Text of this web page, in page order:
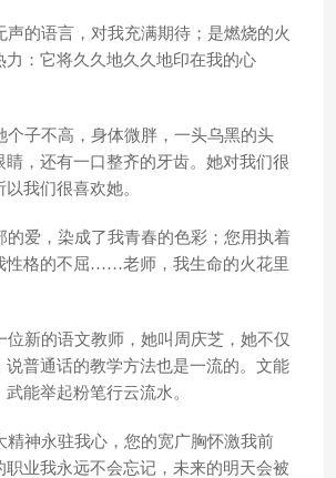
声的语言，对我充满期待；是燃烧的火
力：它将久久地久久地印在我的心
个子不高，身体微胖，一头乌黑的头
睛，还有一口整齐的牙齿。她对我们很
我们很喜欢她。
的爱，染成了我青春的色彩；您用执着
性格的不屈……老师，我生命的火花里
位新的语文教师，她叫周庆芝，她不仅
说普通话的教学方法也是一流的。文能
能举起粉笔行云流水。
精神永驻我心，您的宽广胸怀激我前
职业我永远不会忘记，未来的明天会被